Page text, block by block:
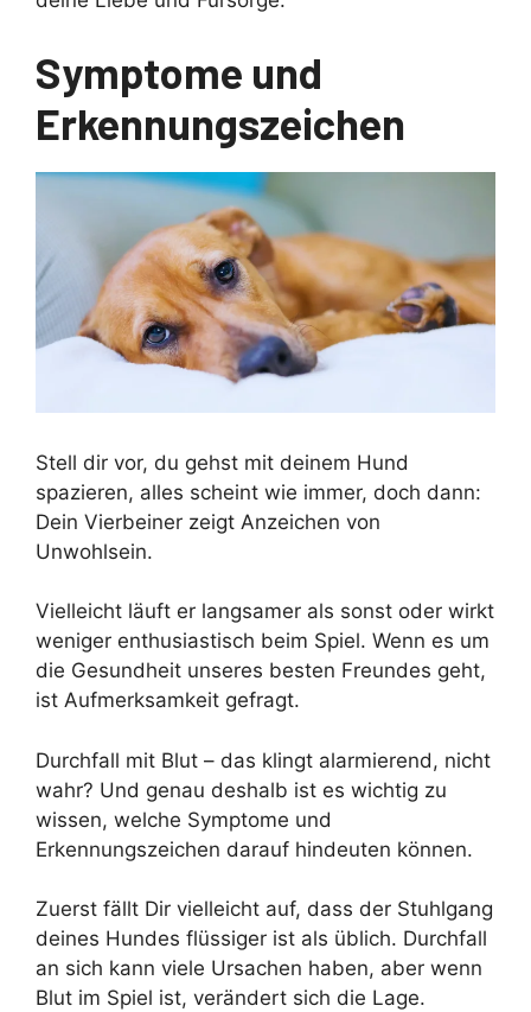
Symptome und
Erkennungszeichen
Stell dir vor, du gehst mit deinem Hund
spazieren, alles scheint wie immer, doch dann:
Dein Vierbeiner zeigt Anzeichen von
Unwohlsein.
Vielleicht läuft er langsamer als sonst oder wirkt
weniger enthusiastisch beim Spiel. Wenn es um
die Gesundheit unseres besten Freundes geht,
ist Aufmerksamkeit gefragt.
Durchfall mit Blut – das klingt alarmierend, nicht
wahr? Und genau deshalb ist es wichtig zu
wissen, welche Symptome und
Erkennungszeichen darauf hindeuten können.
Zuerst fällt Dir vielleicht auf, dass der Stuhlgang
deines Hundes flüssiger ist als üblich. Durchfall
an sich kann viele Ursachen haben, aber wenn
Blut im Spiel ist, verändert sich die Lage.